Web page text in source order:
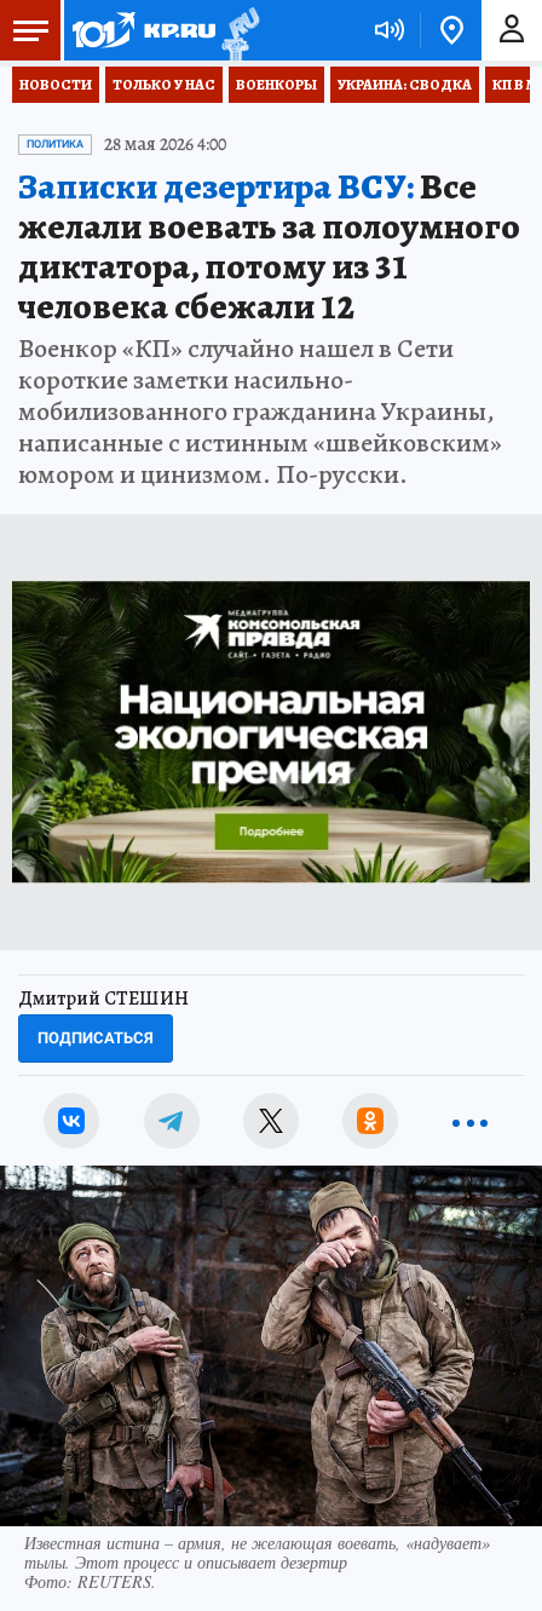
НОВОСТИ ТОЛЬКО У НАС ВОЕНКОРЫ УКРАИНА: СВОДКА КП В
ПОЛИТИКА 28 мая 2026 4:00
Записки дезертира ВСУ:Все
желали воевать за полоумного
диктатора, потому из 31
человека сбежали 12
Военкор «КП» случайно нашел в Сети
короткие заметки насильно-
мобилизованного гражданина Украины,
написанные с истинным «швейковским»
юмором и цинизмом. По-русски.
Дмитрий СТЕШИН
ПОДПИСАТЬСЯ
Известная истина – армия, не желающая воевать, «надувает»
тылы. Этот процесс и описывает дезертир
Фото: REUTERS.